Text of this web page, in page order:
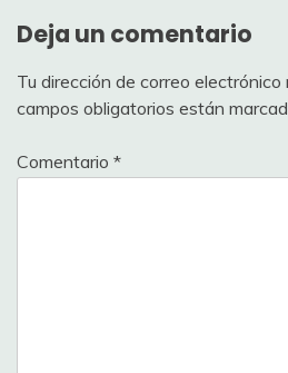
Deja un comentario
Tu dirección de correo electrónico
campos obligatorios están
Comentario *